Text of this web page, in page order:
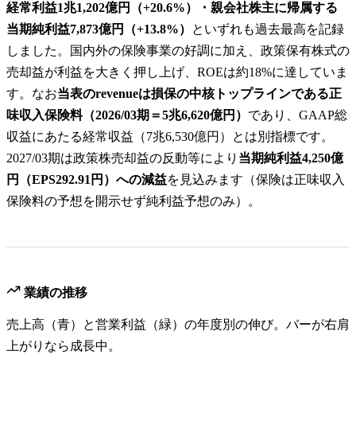
経常利益1兆1,202億円（+20.6%）・親会社株主に帰属する
当期純利益7,873億円（+13.8%）
といずれも過去最高を記録
しました。国内外の保険事業の好調に加え、政策保有株式の
売却益が利益を大きく押し上げ、ROEは約18%に達していま
す。なお当表のrevenueは損保の中核トップラインである正
味収入保険料（2026/03期＝5兆6,620億円） であり、GAAP総
収益にあたる経常収益（7兆6,530億円）とは別指標です。
2027/03期は政策株売却益の反動等により 当期純利益4,250億
円（EPS292.91円）への減益を見込みます（保険は正味収入
保険料の予想を開示せず純利益予想のみ）。
業績の推移
売上高（青）と営業利益（緑）の年度別の伸び。バーが右肩
上がりなら成長中。